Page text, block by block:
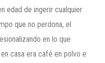
edad de ingerir cualquier
que no perdona, el
en lo que
casa era café en polvo e